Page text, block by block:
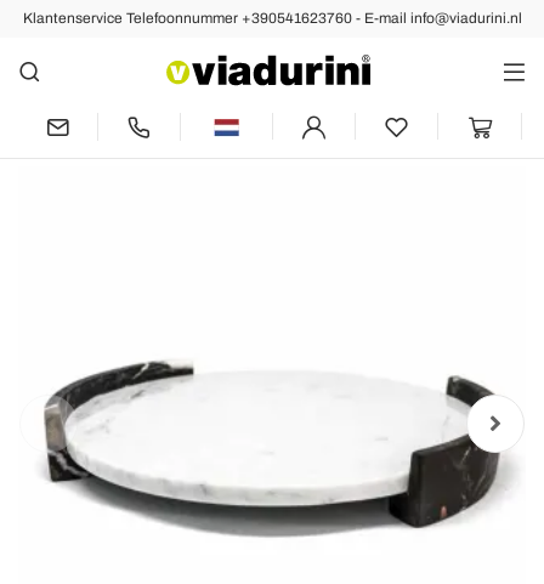
Klantenservice Telefoonnummer +390541623760 - E-mail info@viadurini.nl
Vorige Volgende
Modern rond dienblad in wit Carrara
marmer gemaakt in Italië - Chet